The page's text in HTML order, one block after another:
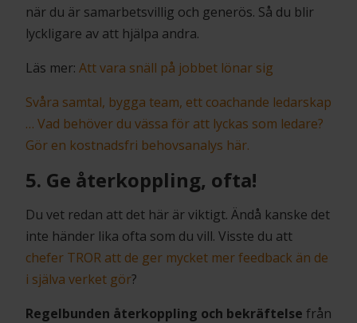
när du är samarbetsvillig och generös. Så du blir
lyckligare av att hjälpa andra.
Läs mer: Att vara snäll på jobbet lönar sig
Svåra samtal, bygga team, ett coachande ledarskap
… Vad behöver du vässa för att lyckas som ledare?
Gör en kostnadsfri behovsanalys här.
5. Ge återkoppling, ofta!
Du vet redan att det här är viktigt. Ändå kanske det
inte händer lika ofta som du vill. Visste du att
chefer TROR att de ger mycket mer feedback än de
i själva verket gör?
Regelbunden återkoppling och bekräftelse från